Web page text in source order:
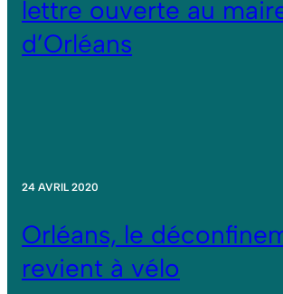
lettre ouverte au
d’Orléans
24 AVRIL 2020
Orléans, le
revient à vélo